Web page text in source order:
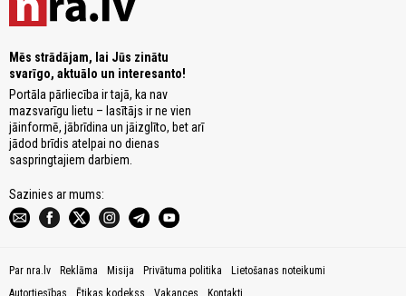
Mēs strādājam, lai Jūs zinātu
svarīgo, aktuālo un interesanto!
Portāla pārliecība ir tajā, ka nav
mazsvarīgu lietu – lasītājs ir ne vien
jāinformē, jābrīdina un jāizglīto, bet arī
jādod brīdis atelpai no dienas
saspringtajiem darbiem.
Sazinies ar mums:
Par nra.lv Reklāma Misija Privātuma politika
Lietošanas noteikumi
Autortiesības
Ētikas kodekss Vakances Kontakti